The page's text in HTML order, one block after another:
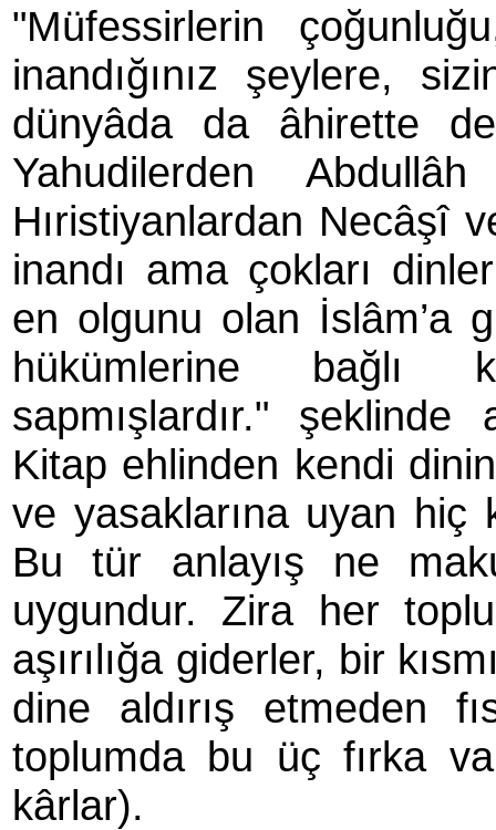
"Müfessirlerin
inandığınız şeylere,
dünyâda da âhirette
Yahudilerden
Hıristiyanlardan Necâşî
inandı ama çokları
en olgunu olan İslâm’a
hükümlerine bağlı
sapmışlardır." şeklinde
Kitap ehlinden kendi
ve yasaklarına uyan hiç
Bu tür anlayış ne
uygundur. Zira her
aşırılığa giderler, bir
dine aldırış etmeden
toplumda bu üç fırka
kârlar).